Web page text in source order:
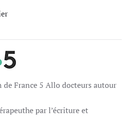
de France 5 Allo docteurs autour
par l’écriture et